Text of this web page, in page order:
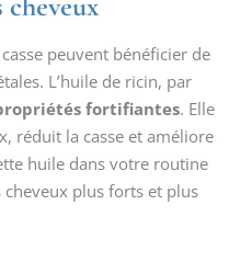
peuvent bénéficier de
L’huile de ricin, par
fortifiantes. Elle
réduit la casse et améliore
huile dans votre routine
plus forts et plus